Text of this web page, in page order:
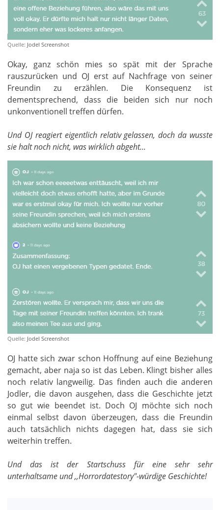
Quelle: Jodel Screenshot
Okay, ganz schön mies so spät mit der Sprache
rauszurücken und OJ erst auf Nachfrage von seiner
Freundin zu erzählen. Die Konsequenz ist
dementsprechend, dass die beiden sich nur noch
unkonventionell treffen dürfen.
Und OJ reagiert eigentlich relativ gelassen, doch da wusste
sie halt noch nicht, was wirklich abgeht...
Quelle: Jodel Screenshot
OJ hatte sich zwar schon Hoffnung auf eine Beziehung
gemacht, aber naja so ist das Leben. Klingt bisher alles
noch relativ langweilig. Das finden auch die anderen
Jodler, die davon ausgehen, dass die Geschichte jetzt
so gut wie beendet ist. Doch OJ möchte sich noch
einmal selbst davon überzeugen, dass die Freundin
auch tatsächlich nichts dagegen hat, dass sie sich
weiterhin treffen.
Und das ist der Startschuss für eine sehr sehr
unterhaltsame und ,,Horrordatestory"-würdige Geschichte!